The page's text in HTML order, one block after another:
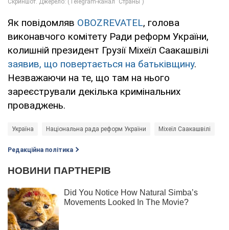
Як повідомляв OBOZREVATEL, голова
виконавчого комітету Ради реформ України,
колишній президент Грузії Міхеїл Саакашвілі
заявив, що повертається на батьківщину.
Незважаючи на те, що там на нього
зареєстрували декілька кримінальних
проваджень.
Україна Національна рада реформ України Міхеїл Саакашвілі
Редакційна політика